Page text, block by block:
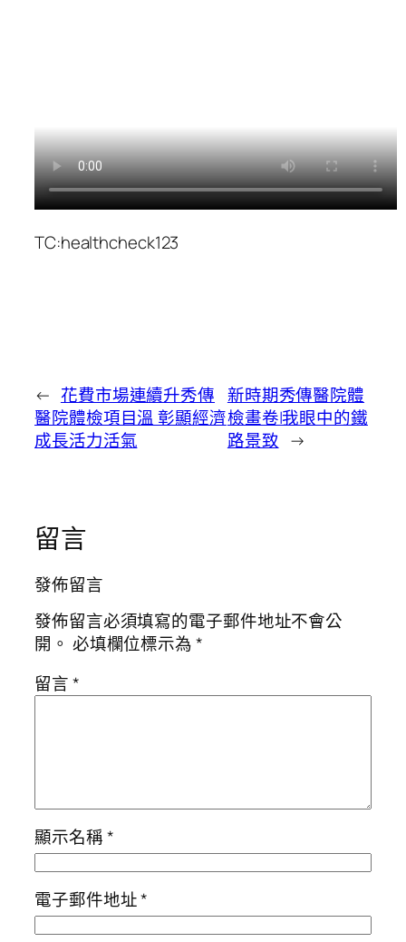
TC:healthcheck123
← 花費市場連續升秀傳
醫院體檢項目溫 彰顯經濟
成長活力活氣
新時期秀傳醫院體
檢畫卷|我眼中的鐵
路景致 →
留言
發佈留言
發佈留言必須填寫的電子郵件地址不會公
開。 必填欄位標示為*
留言*
顯示名稱*
電子郵件地址*